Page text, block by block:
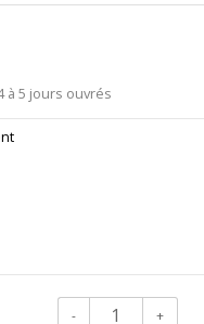
à 5 jours ouvrés
- +